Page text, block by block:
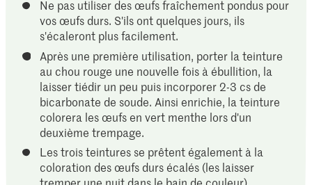
Ne pas utiliser des œufs fraîchement pondus pour
vos œufs durs. S'ils ont quelques jours, ils
s'écaleront plus facilement.
Après une première utilisation, porter la teinture
au chou rouge une nouvelle fois à ébullition, la
laisser tiédir un peu puis incorporer 2-3 cs de
bicarbonate de soude. Ainsi enrichie, la teinture
colorera les œufs en vert menthe lors d'un
deuxième trempage.
Les trois teintures se prêtent également à la
coloration des œufs durs écalés (les laisser